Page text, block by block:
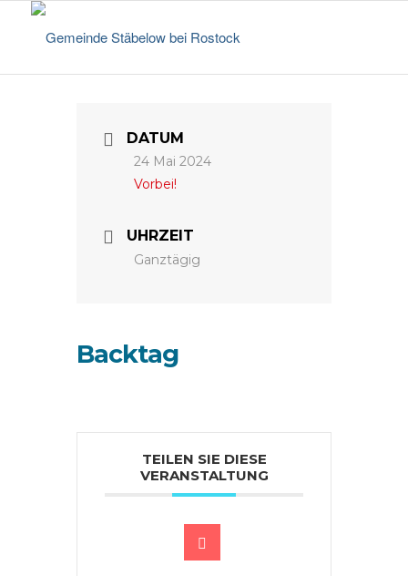
DATUM
24 Mai 2024
Vorbei!
UHRZEIT
Ganztägig
Backtag
TEILEN SIE DIESE
VERANSTALTUNG